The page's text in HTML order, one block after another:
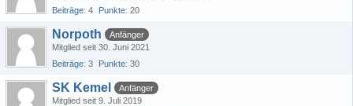
Beiträge 4 Punkte 20
Norpoth
Anfänger
Mitglied seit 30. Juni 2021
Beiträge 3 Punkte 30
SK Kemel
Anfänger
Mitglied seit 9. Juli 2019